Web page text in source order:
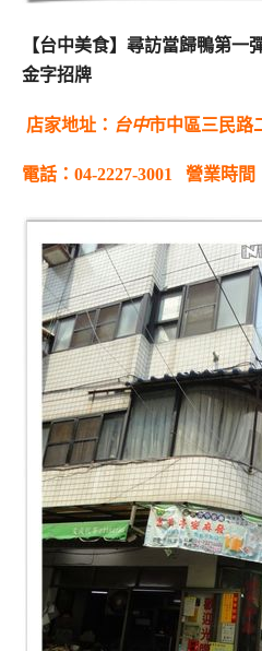
【台中美食】尋訪當歸鴨第一
金字招牌
店家地址： 台中市中區三民路
電話：04-2227-3001 營業時間